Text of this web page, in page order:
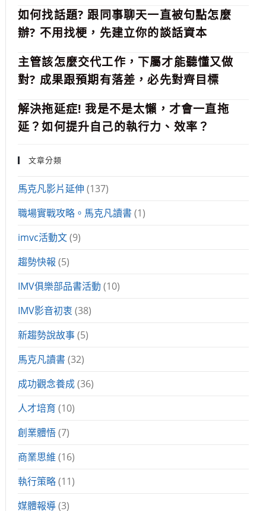
如何找話題? 跟同事聊天一直被句點怎麼
辦? 不用找梗，先建立你的談話資本
主管該怎麼交代工作，下屬才能聽懂又做
對? 成果跟預期有落差，必先對齊目標
解決拖延症! 我是不是太懶，才會一直拖
延？如何提升自己的執行力、效率？
文章分類
馬克凡影片延伸 (137)
職場實戰攻略。馬克凡讀書(1)
imvc活動文(9)
趨勢快報 (5)
IMV俱樂部品書活動 (10)
IMV影音初衷 (38)
新趨勢說故事(5)
馬克凡讀書(32)
成功觀念養成(36)
人才培育 (10)
創業體悟(7)
商業思維 (16)
執行策略(11)
媒體報導(3)